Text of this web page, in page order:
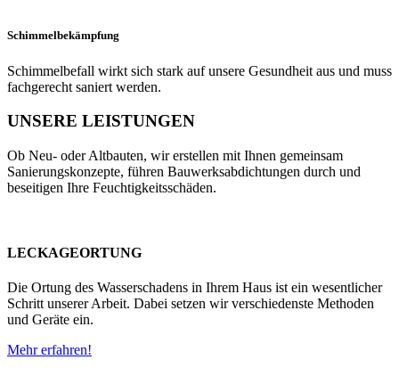
Schimmelbekämpfung
Schimmelbefall wirkt sich stark auf unsere Gesundheit aus und muss
fachgerecht saniert werden.
UNSERE LEISTUNGEN
Ob Neu- oder Altbauten, wir erstellen mit Ihnen gemeinsam
Sanierungskonzepte, führen Bauwerksabdichtungen durch und
beseitigen Ihre Feuchtigkeitsschäden.
LECKAGEORTUNG
Die Ortung des Wasserschadens in Ihrem Haus ist ein wesentlicher
Schritt unserer Arbeit. Dabei setzen wir verschiedenste Methoden
und Geräte ein.
Mehr erfahren!